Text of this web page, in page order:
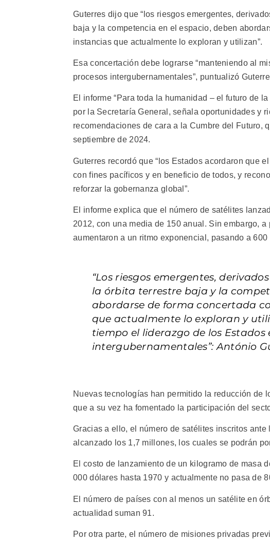
Guterres dijo que “los riesgos emergentes,
baja y la competencia en el espacio, deben
instancias que actualmente lo exploran y utilizan”.
Esa concertación debe lograrse “manteniendo al
procesos intergubernamentales”, puntualizó
El informe “Para toda la humanidad – el futuro de
por la Secretaría General, señala oportunidades y
recomendaciones de cara a la Cumbre del Futuro,
septiembre de 2024.
Guterres recordó que “los Estados acordaron que
con fines pacíficos y en beneficio de todos, y
reforzar la gobernanza global”.
El informe explica que el número de satélites
2012, con una media de 150 anual. Sin embargo,
aumentaron a un ritmo exponencial, pasando a
“Los riesgos emergentes,
la órbita terrestre baja y la
abordarse de forma concertada
que actualmente lo exploran y
tiempo el liderazgo de los Estados
intergubernamentales”: António
Nuevas tecnologías han permitido la reducción de
que a su vez ha fomentado la participación del
Gracias a ello, el número de satélites inscritos
alcanzado los 1,7 millones, los cuales se podrán
El costo de lanzamiento de un kilogramo de masa
000 dólares hasta 1970 y actualmente no pasa de
El número de países con al menos un satélite en
actualidad suman 91.
Por otra parte, el número de misiones privadas